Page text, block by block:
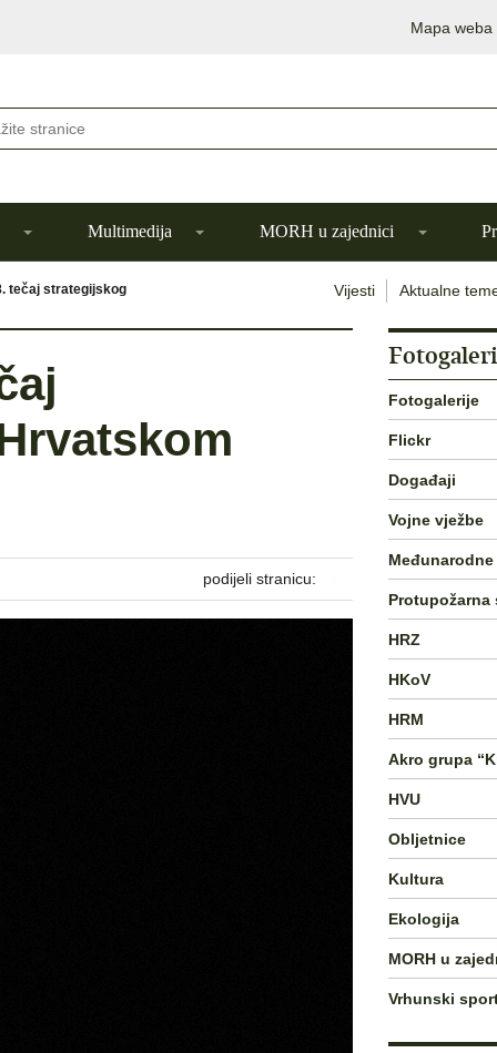
Mapa weba
Multimedija MORH u zajednici
tečaj strategijskog
Vijesti Aktualne
podijeli stranicu:
Fotogalerije
Flickr
Događaji
Vojne vježbe
Protupožarna
HRZ
HKoV
HRM
Akro grupa
HVU
Obljetnice
Kultura
Ekologija
MORH u
Vrhunski